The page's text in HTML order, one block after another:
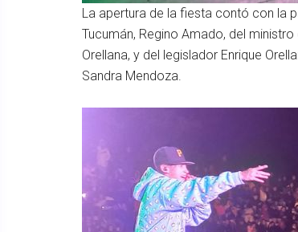
La apertura de la fiesta contó con la
Tucumán, Regino Amado, del
Orellana, y del legislador Enrique
Sandra Mendoza.